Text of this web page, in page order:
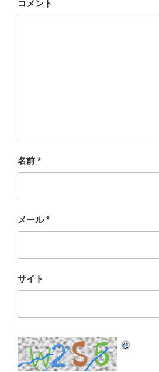
コメント
名前 *
メール*
サイト